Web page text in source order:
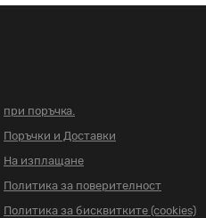
при поръчка.
Поръчки и Доставки
На изплащане
Политика за поверителност
Политика за бисквитките (cookies)